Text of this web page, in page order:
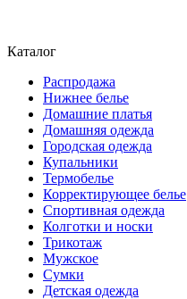
Каталог
Распродажа
Нижнее белье
Домашние платья
Домашняя одежда
Городская одежда
Купальники
Термобелье
Корректирующее белье
Спортивная одежда
Колготки и носки
Трикотаж
Мужское
Сумки
Детская одежда